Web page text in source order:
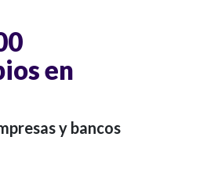
en
y bancos